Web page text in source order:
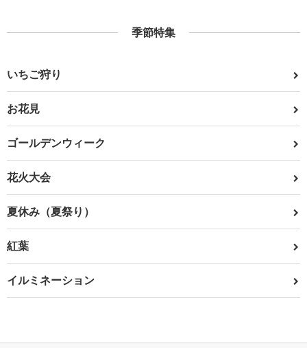
季節特集
いちご狩り
お花見
ゴールデンウィーク
花火大会
夏休み（夏祭り）
紅葉
イルミネーション